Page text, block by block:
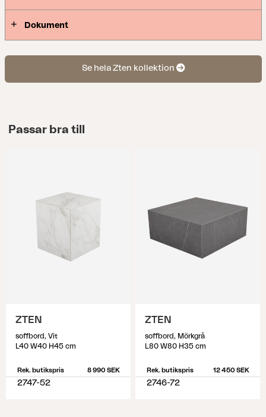
Dokument
Se hela Zten kollektion
Passar bra till
ZTEN
soffbord, Vit
L40 W40 H45 cm
Rek. butikspris 8 990 SEK
2747-52
ZTEN
soffbord, Mörkgrå
L80 W80 H35 cm
Rek. butikspris 12 450 SEK
2746-72